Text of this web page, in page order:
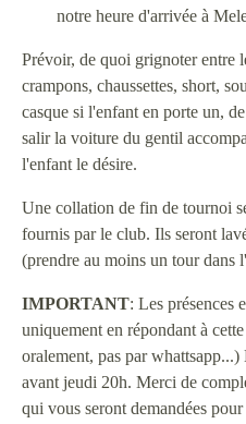
notre heure d'arrivée à
Prévoir, de quoi grignoter entre
crampons, chaussettes, short,
casque si l'enfant en porte un,
salir la voiture du gentil
l'enfant le désire.
Une collation de fin de tournoi
fournis par le club. Ils seront
(prendre au moins un tour dans
IMPORTANT: Les présences
uniquement en répondant à
oralement, pas par
avant jeudi 20h. Merci de
qui vous seront demandées